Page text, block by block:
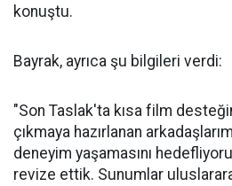
konuştu.
Bayrak, ayrıca şu bilgileri verdi:
"Son Taslak'ta kısa film
çıkmaya hazırlanan
deneyim yaşamasını
revize ettik. Sunumlar